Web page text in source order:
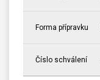
Forma přípravku
Číslo schválení